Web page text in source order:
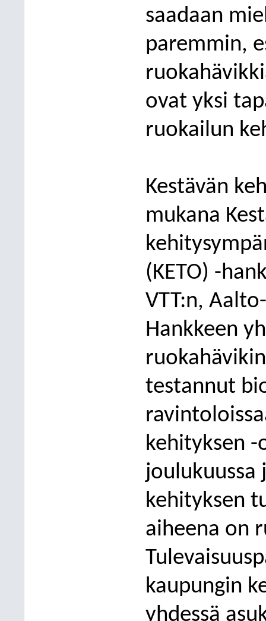
saadaan
paremmin,
ovat yksi
ruokailun
Kestävän
mukana
(KETO) -
VTT:n,
Hankkeen
testannut
ravintoloiss
kehityksen -
joulukuussa
kehityksen
aiheena on
kaupungin
yhdessä